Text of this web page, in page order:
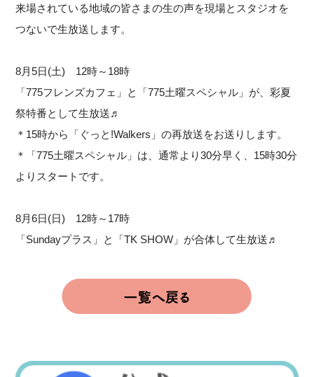
来場されている地域の皆さまの生の声を現場とスタジオを
つないで生放送します。
8月5日(土) 12時～18時
「775フレンズカフェ」と「775土曜スペシャル」が、彩夏
祭特番として生放送♬
＊15時から「ぐっと!Walkers」の再放送をお送りします。
＊「775土曜スペシャル」は、通常より30分早く、15時30分
よりスタートです。
8月6日(日) 12時～17時
「Sundayプラス」と「TK SHOW」が合体して生放送♬